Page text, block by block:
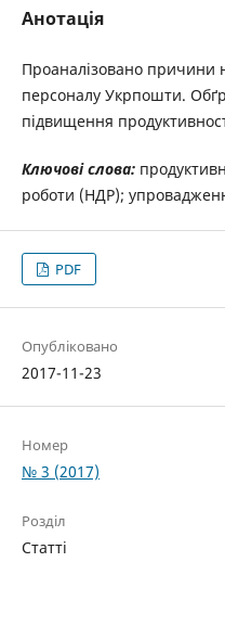
Анотація
Проаналізовано причини
персоналу Укрпошти.
підвищення
Ключові слова:
роботи (НДР);
PDF
Опубліковано
2017-11-23
Номер
№ 3 (2017)
Розділ
Статті